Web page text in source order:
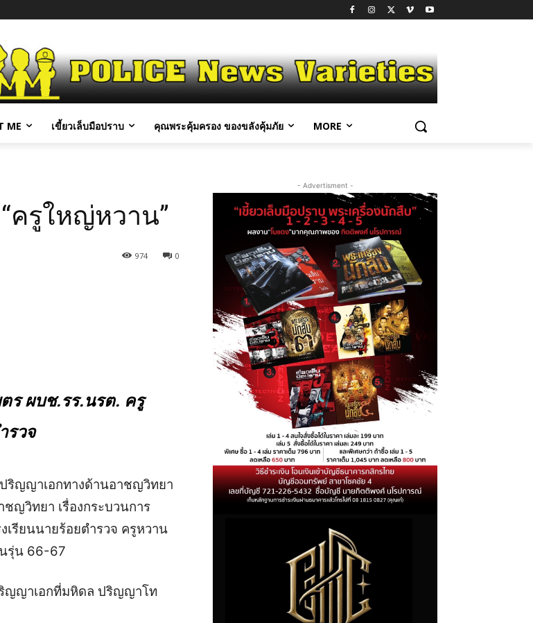
ME เขี้ยวเล็บมือปราบ คุณพระคุ้มครอง ของขลังคุ้มภัย MORE
ครูใหญ่หวาน”
0
974
ร ผบช.รร.นรต. ครู
รวจ
ปริญญาเอกทางด้านอาชญวิทยา
ญวิทยา เรื่องกระบวนการ
เรียนนายร้อยตำรวจ ครูหวาน
รุ่น 66-67
ญญาเอกที่มหิดล ปริญญาโท
- Advertisment -